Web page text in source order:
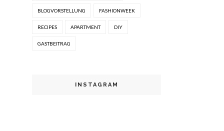
BLOGVORSTELLUNG FASHIONWEEK
RECIPES APARTMENT DIY
GASTBEITRAG
INSTAGRAM